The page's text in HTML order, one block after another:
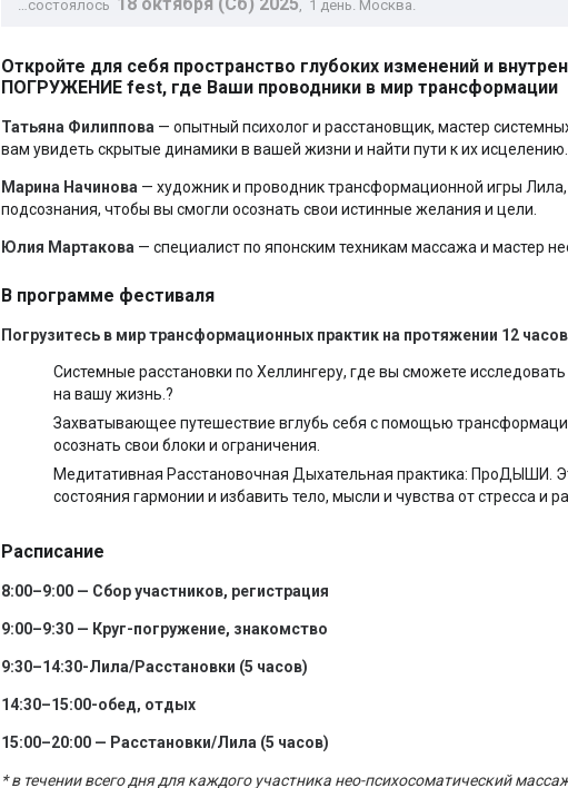
…состоялось , 1 день. Москва.
Откройте для себя пространство глубоких изменений и
ПОГРУЖЕНИЕ fest, где Ваши проводники в мир трансформации
Татьяна Филиппова — опытный психолог и расстановщик, мастер
вам увидеть скрытые динамики в вашей жизни и найти пути к их исцелению.
Марина Начинова — художник и проводник трансформационной игры
подсознания, чтобы вы смогли осознать свои истинные желания и цели.
Юлия Мартакова — специалист по японским техникам массажа и мастер
В программе фестиваля
Погрузитесь в мир трансформационных практик на протяжении 12
Системные расстановки по Хеллингеру, где вы сможете
на вашу жизнь.?
Захватывающее путешествие вглубь себя с помощью
осознать свои блоки и ограничения.
Медитативная Расстановочная Дыхательная практика: ПроДЫШИ.
состояния гармонии и избавить тело, мысли и чувства от стресса и
Расписание
8:00–9:00 — Сбор участников, регистрация
9:00–9:30 — Круг-погружение, знакомство
9:30–14:30-Лила/Расстановки (5 часов)
14:30–15:00-обед, отдых
15:00–20:00 — Расстановки/Лила (5 часов)
* в течении всего дня для каждого участника нео-психосоматический